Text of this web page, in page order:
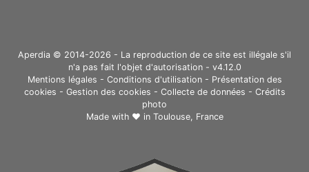
Aperdia © 2014-2026 - La reproduction de ce site est illégale s'il
n'a pas fait l'objet d'autorisation - v4.12.0
Mentions légales - Conditions d'utilisation- Présentation des
cookies - Gestion des cookies - Collecte de données - Crédits
photo
Made with ❤ in Toulouse, France